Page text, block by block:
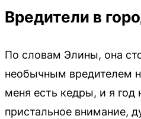
Вредители в
По словам Элины, она
необычным вредителем
меня есть кедры, и я год
пристальное внимание,